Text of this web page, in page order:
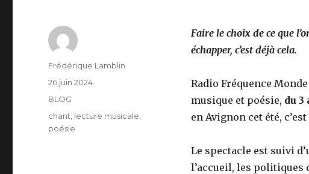
Faire le choix de ce que
échapper, c’est déjà cela.
Radio Fréquence
musique et poésie, du 3
en Avignon cet été,
Le spectacle est suivi
l’accueil, les politiques
Auteur
Frédérique Lamblin
Publié
26 juin 2024
Catégories
BLOG
Étiquettes
chant lecture musicale
poésie